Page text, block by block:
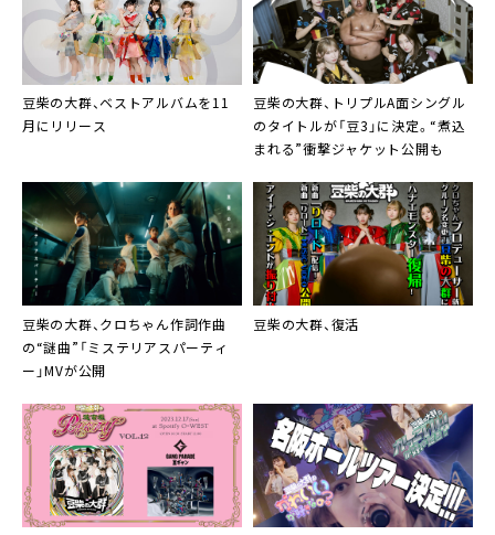
豆柴の大群、ベストアルバムを11
月にリリース
豆柴の大群、トリプルA面シングル
のタイトルが「豆3」に決定。“煮込
まれる”衝撃ジャケット公開も
豆柴の大群、クロちゃん作詞作曲
の“謎曲”「ミステリアスパーティ
ー」MVが公開
豆柴の大群、復活